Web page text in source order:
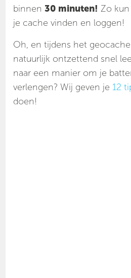
binnen30 minuten! Zo
je cache vinden en loggen!
Oh, en tijdens het
natuurlijk ontzettend snel
naar een manier om je
verlengen? Wij geven je 12
doen!